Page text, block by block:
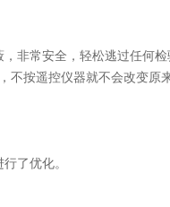
非常安全，轻松逃过任何检
按遥控仪器就不会改变原
了优化。